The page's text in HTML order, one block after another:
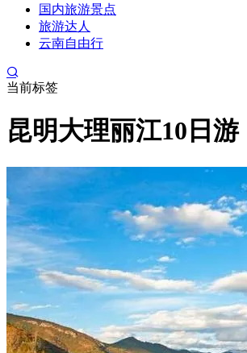
国内旅游景点
旅游达人
云南自由行
当前标签
昆明大理丽江10日游